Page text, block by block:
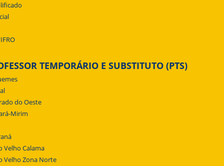
TEMPORÁRIO E SUBSTITUTO (PTS)
do Oeste
Mirim
Velho Calama
Velho Zona Norte